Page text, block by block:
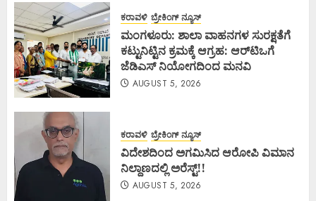
ಕರಾವಳಿ ಬ್ರೇಕಿಂಗ್ ನ್ಯೂಸ್
ಮಂಗಳೂರು: ಶಾಲಾ ವಾಹನಗಳ ಸುರಕ್ಷತೆಗೆ
ಕಟ್ಟುನಿಟ್ಟಿನ ಕ್ರಮಕ್ಕೆ ಆಗ್ರಹ: ಆರ್‌ಟಿಒಗೆ
ಜೆಡಿಎಸ್ ನಿಯೋಗದಿಂದ ಮನವಿ
AUGUST 5, 2026
ಕರಾವಳಿ ಬ್ರೇಕಿಂಗ್ ನ್ಯೂಸ್
ವಿದೇಶದಿಂದ ಅಗಮಿಸಿದ ಆರೋಪಿ ವಿಮಾನ
ನಿಲ್ದಾಣದಲ್ಲಿ ಅರೆಸ್ಟ್‌!!
AUGUST 5, 2026